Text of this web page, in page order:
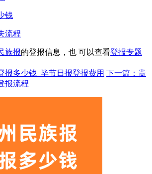
钱
流程
族报的登报信息，也 可以查看登报专题
报多少钱_毕节日报登报费用 下一篇：贵
报流程